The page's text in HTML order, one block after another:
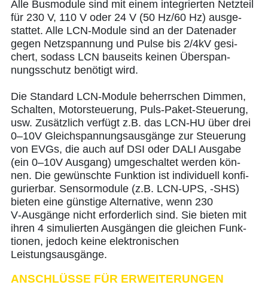
Alle Bus­mo­du­le sind mit einem inte­grier­ten Netz­teil
für 230 V, 110 V oder 24 V (50 Hz/60 Hz) aus­ge­
stat­tet. Alle LCN-Modu­le sind an der Daten­ader
gegen Netz­span­nung und Pul­se bis 2/4kV gesi­
chert, sodass LCN bau­seits kei­nen Über­span­
nungs­schutz benö­tigt wird.
Die Stan­dard LCN-Modu­le beherr­schen Dim­men,
Schal­ten, Motor­steue­rung, Puls-Paket-Steue­rung,
usw. Zusätz­lich ver­fügt z.B. das LCN-HU über drei
0–10V Gleich­span­nungs­aus­gän­ge zur Steue­rung
von EVGs, die auch auf DSI oder DALI Aus­ga­be
(ein 0–10V Aus­gang) umge­schal­tet wer­den kön­
nen. Die gewünsch­te Funk­ti­on ist indi­vi­du­ell kon­fi­
gu­rier­bar. Sen­sor­mo­du­le (z.B. LCN-UPS, ‑SHS)
bie­ten eine güns­ti­ge Alter­na­ti­ve, wenn 230
V‑Ausgänge nicht erfor­der­lich sind. Sie bie­ten mit
ihren 4 simu­lier­ten Aus­gän­gen die glei­chen Funk­
tio­nen, jedoch kei­ne elek­tro­ni­schen
Leistungsausgänge.
ANSCHLÜS­SE FÜR ERWEITERUNGEN